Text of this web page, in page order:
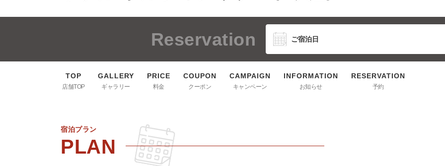
Reservation
店舗TOP ギャラリー 料金 クーポン キャンペーン お知らせ 予約
宿泊プラン